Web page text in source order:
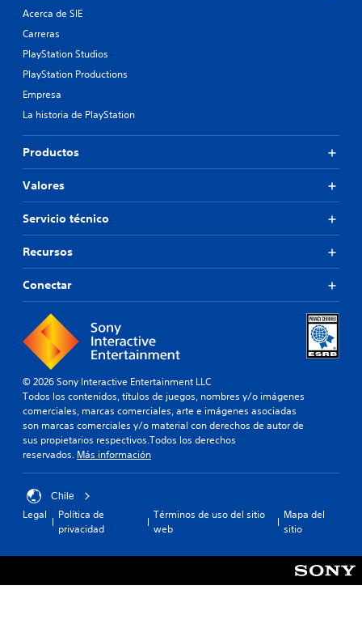
Acerca de SIE
Carreras
PlayStation Studios
PlayStation Productions
Empresa
La historia de PlayStation
Productos
Valores
Servicio técnico
Recursos
Conectar
© 2026 Sony Interactive Entertainment LLC
Todos los contenidos, títulos de juegos, nombres y/o imágenes
comerciales, marcas comerciales, arte e imágenes asociadas
son marcas comerciales y/o material con derechos de autor de
sus propietarios respectivos.Todos los derechos
reservados. Más información
Chile
Legal
Política de
privacidad
Términos de uso del sitio
web
Mapa del
sitio